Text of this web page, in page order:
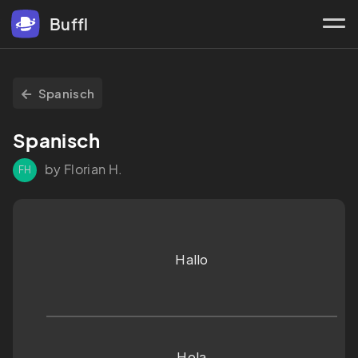
Buffl
Spanisch
Spanisch
FH by Florian H.
Hallo